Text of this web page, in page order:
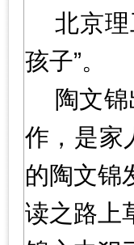
北京
孩子”。
陶文
作，是家
的陶文锦
读之路上